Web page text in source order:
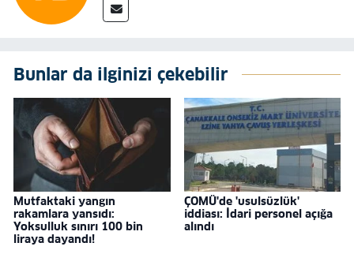
Bunlar da ilginizi çekebilir
Mutfaktaki yangın
rakamlara yansıdı:
Yoksulluk sınırı 100 bin
liraya dayandı!
ÇOMÜ'de 'usulsüzlük'
iddiası: İdari personel açığa
alındı